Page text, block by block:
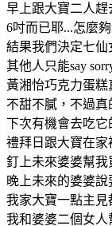
早上跟大寶二人
6吋而已耶...怎麼
結果我們決定七仙
其他人只能say
黃湘怡巧克力蛋糕
不甜不膩，不過真
下次有機會去吃它
禮拜日跟大寶在家
釘上未來婆婆幫我
晚上未來的婆婆
我家大寶一點主見
我和婆婆二個女